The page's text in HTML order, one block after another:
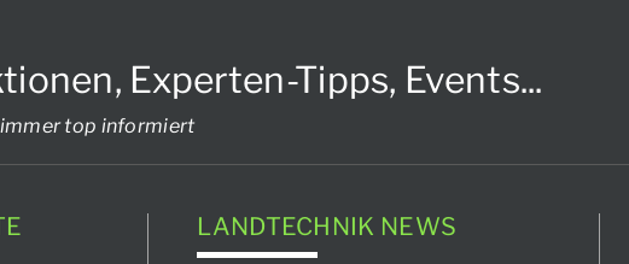
Experten-Tipps, Events...
top informiert
LANDTECHNIK NEWS